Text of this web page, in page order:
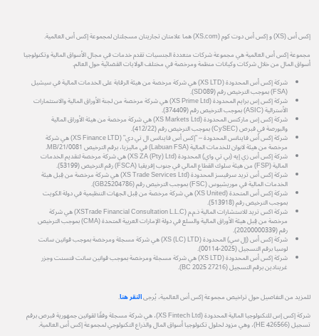
إكس أس (XS) و إكس أس دوت كوم (XS.com) هما علامتان تجاريتان مسجلتان لمجموعة إكس أس العالمية.
مجموعة إكس أس العالمية هي مجموعة شركات متعددة الجنسيات تقدم خدمات في مجال الأسواق المالية وتكنولوجيا
أسواق المال من خلال شركات وكيانات منظمة ومرخصة في مختلف الولايات القضائية حول العالم.
شركة إكس أس المحدودة (XS LTD) هي شركة مرخصة من هيئة الرقابة على الخدمات المالية في سيشيل
(FSA) بموجب الترخيص رقم (SD089).
شركة إكس إس برايم المحدودة (XS Prime Ltd) هي شركة مرخصة من لجنة الأوراق المالية والاستثمارات
الأسترالية (ASIC) بموجب الترخيص رقم (374409).
شركة إكس إس ماركتس المحدودة (XS Markets Ltd) هي شركة مرخصة من هيئة الأوراق المالية
والبورصة في قبرص (CySEC) بموجب الترخيص رقم (412/22).
شركة إكس أس فاينانس المحدودة – "إكس أس فاينانس ال تي دي" (XS Finance LTD) هي شركة
مرخصة من هيئة لابوان للخدمات المالية (Labuan FSA) في ماليزيا، برقم الترخيص MB/21/0081.
شركة إكس أس زي إيه (بي تي واي) المحدودة (XS ZA (Pty) Ltd) هي شركة مرخصة لتقديم الخدمات
المالية (FSP) من هيئة سلوك القطاع المالي في جنوب إفريقيا (FSCA) رقم الترخيص (53199).
شركة إكس أس تريد سرفيسز المحدودة (XS Trade Services Ltd) هي شركة مرخصة من قِبل هيئة
الخدمات المالية في موريشيوس (FSC) بموجب الترخيص رقم (GB25204786).
شركة إكس أس المتحدة (XS United) هي شركة مرخصة من قِبل الجهات التنظيمية في دولة الكويت
بموجب الترخيص رقم (513918).
شركة اكس تريد للاستشارات المالية ذ.م.م (XSTrade Financial Consultation L.L.C) هي شركة
مرخصة من قِبل هيئة الأوراق المالية والسلع في دولة الإمارات العربية المتحدة (CMA) بموجب الترخيص
رقم (20200000339).
شركة إكس أس (إل سي) المحدودة (XS (LC) LTD) هي شركة مسجلة ومرخصة بموجب قوانين سانت
لوسيا برقم التسجيل (2025-00114).
شركة إكس أس المحدودة (XS LTD) هي شركة مسجلة ومرخصة بموجب قوانين سانت فنسنت وجزر
غرينادين برقم التسجيل (27216 BC 2025).
للمزيد من التفاصيل حول تراخيص مجموعة إكس أس العالمية، يُرجىالنقر هنا.
شركة إكس إس للتكنولوجيا المالية المحدودة (XS Fintech Ltd)، هي شركة مسجلة وفقًا لقوانين جمهورية قبرص برقم
تسجيل (HE 426566)، وهي مزود لحلول تكنولوجيا أسواق المال والذراع التكنولوجي لمجموعة إكس أس العالمية.